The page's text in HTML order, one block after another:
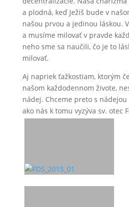
a plodná, keď Ježiš bude v
našou prvou a jedinou láskou.
a musíme milovať v pravde
neho sme sa naučili, čo je to
milovať.
Aj napriek ťažkostiam, ktorým
našom každodennom živote,
nádej. Chceme preto s
ako nás k tomu vyzýva sv. otec